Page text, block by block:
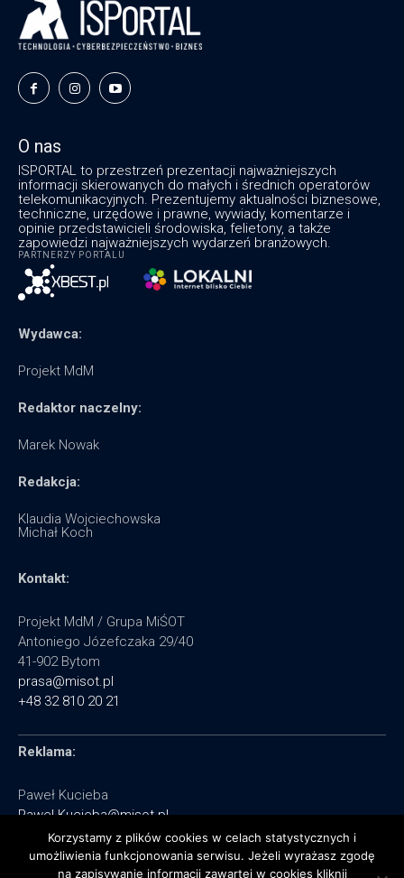
O nas
ISPORTAL to przestrzeń prezentacji najważniejszych
informacji skierowanych do małych i średnich operatorów
telekomunikacyjnych. Prezentujemy aktualności biznesowe,
techniczne, urzędowe i prawne, wywiady, komentarze i
opinie przedstawicieli środowiska, felietony, a także
zapowiedzi najważniejszych wydarzeń branżowych.
PARTNERZY PORTALU
Wydawca:
Projekt MdM
Redaktor naczelny:
Marek Nowak
Redakcja:
Klaudia Wojciechowska
Michał Koch
Kontakt:
Projekt MdM / Grupa MiŚOT
Antoniego Józefczaka 29/40
41-902 Bytom
prasa@misot.pl
+48 32 810 20 21
Reklama:
Paweł Kucieba
Pawel.Kucieba@misot.pl
+48 602 495 064
Korzystamy z plików cookies w celach statystycznych i
umożliwienia funkcjonowania serwisu. Jeżeli wyrażasz zgodę
na zapisywanie informacji zawartej w cookies kliknij